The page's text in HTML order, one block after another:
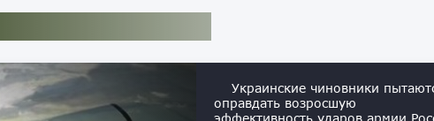
Украинские чиновники
оправдать возросшую